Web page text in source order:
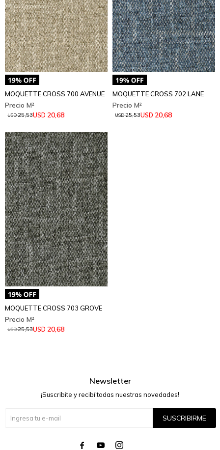
MOQUETTE CROSS 700 AVENUE
USD 20,68
USD25,53
MOQUETTE CROSS 702 LANE
USD 20,68
USD25,53
MOQUETTE CROSS 703 GROVE
USD 20,68
USD25,53
Newsletter
¡Suscribite y recibí todas nuestras novedades!
SUSCRIBIRME
  